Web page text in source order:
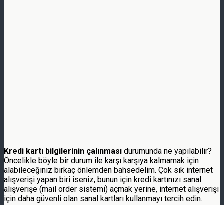
Kredi kartı bilgilerinin çalınması durumunda ne yapılabilir?
Öncelikle böyle bir durum ile karşı karşıya kalmamak için
alabileceğiniz birkaç önlemden bahsedelim. Çok sık internet
alışverişi yapan biri iseniz, bunun için kredi kartınızı sanal
alışverişe (mail order sistemi) açmak yerine, internet alışverişi
için daha güvenli olan sanal kartları kullanmayı tercih edin.